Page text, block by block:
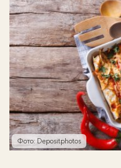
Фото: Depositphotos